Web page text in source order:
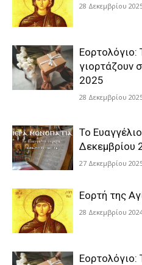
28 Δεκεμβρίου
Εορτολόγιο:
γιορτάζουν
2025
28 Δεκεμβρίου
Το
Δεκεμβρίου
27 Δεκεμβρίου
Εορτή της
28 Δεκεμβρίου
Εορτολόγιο: